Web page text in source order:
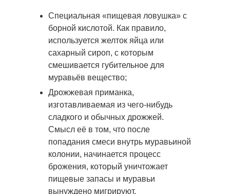
Специальная «пищевая ловушка» с
борной кислотой. Как правило,
используется желток яйца или
сахарный сироп, с которым
смешивается губительное для
муравьёв вещество;
Дрожжевая приманка,
изготавливаемая из чего-нибудь
сладкого и обычных дрожжей.
Смысл её в том, что после
попадания смеси внутрь муравьиной
колонии, начинается процесс
брожения, который уничтожает
пищевые запасы и муравьи
вынуждено мигрируют.